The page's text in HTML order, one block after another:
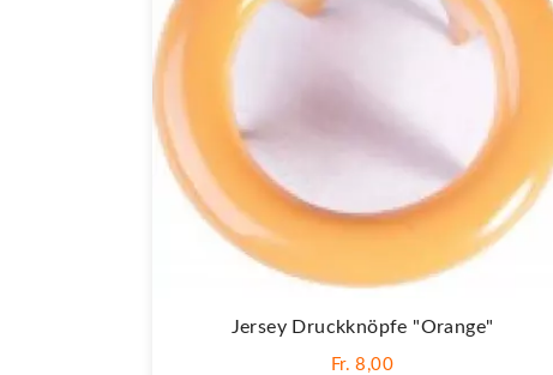
Jersey Druckknöpfe "Orange"
Fr. 8,00